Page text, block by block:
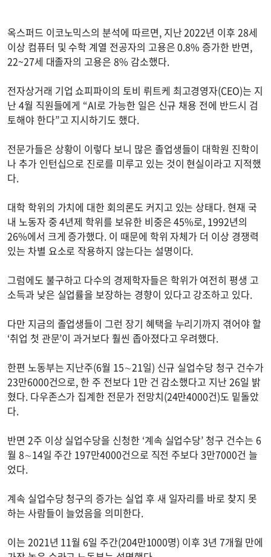
옥스퍼드 이코노믹스의 분석에 따르면, 지난 2022년 이후 28세
이상 컴퓨터 및 수학 계열 전공자의 고용은 0.8% 증가한 반면,
22~27세 대졸자의 고용은 8% 감소했다.
전자상거래 기업 쇼피파이의 토비 뤼트케 최고경영자(CEO)는 지
난 4월 직원들에게 “AI로 가능한 일은 신규 채용 전에 반드시 검
토해야 한다”고 지시하기도 했다.
전문가들은 상황이 이렇다 보니 많은 졸업생들이 대학원 진학이
나 추가 인턴십으로 진로를 미루고 있는 것이 현실이라고 지적했
다.
대학 학위의 가치에 대한 회의론도 커지고 있는 상태다. 현재 국
내 노동자 중 4년제 학위를 보유한 비중은 45%로, 1992년의
26%에서 크게 증가했다. 이 때문에 학위 자체가 더 이상 경쟁력
있는 차별 요소로 작용하지 않는다는 설명이다.
그럼에도 불구하고 다수의 경제학자들은 학위가 여전히 평생 고
소득과 낮은 실업률을 보장하는 경향이 있다고 강조하고 있다.
다만 지금의 졸업생들이 그런 장기 혜택을 누리기까지 겪어야 할
‘취업 첫 관문’이 과거보다 훨씬 좁아졌다고 우려했다.
한편 노동부는 지난주(6월 15∼21일) 신규 실업수당 청구 건수가
23만6000건으로, 한 주 전보다 1만 건 감소했다고 지난 26일 밝
혔다. 다우존스가 집계한 전문가 전망치(24만4000건)도 밑돌았
다.
반면 2주 이상 실업수당을 신청한 ‘계속 실업수당’ 청구 건수는 6
월 8∼14일 주간 197만4000건으로 직전 주보다 3만7000건 늘
었다.
계속 실업수당 청구의 증가는 실업 후 새 일자리를 바로 찾지 못
하는 사람들이 늘었음을 의미한다.
이는 2021년 11월 6일 주간(204만1000명) 이후 3년 7개월 만에